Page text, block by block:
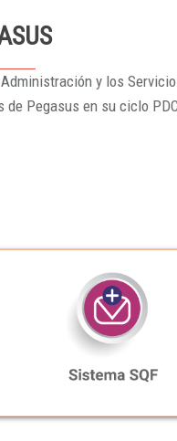
y los
Pegasus en su ciclo